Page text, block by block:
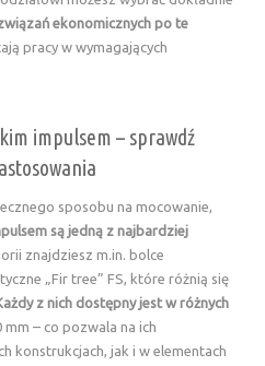
ekonomicznych po te
pracy w wymagających
impulsem – sprawdź
sposobu na mocowanie,
są jedną z najbardziej
znajdziesz m.in. bolce
„Fir tree” FS, które różnią się
z nich dostępny jest w różnych
mm – co pozwala na ich
konstrukcjach, jak i w elementach